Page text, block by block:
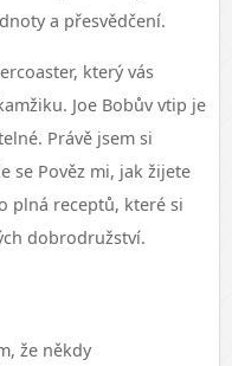
a přesvědčení.
který vás
Joe Bobův vtip je
Právě jsem si
se Pověz mi, jak žijete
plná receptů, které si
dobrodružství.
že někdy